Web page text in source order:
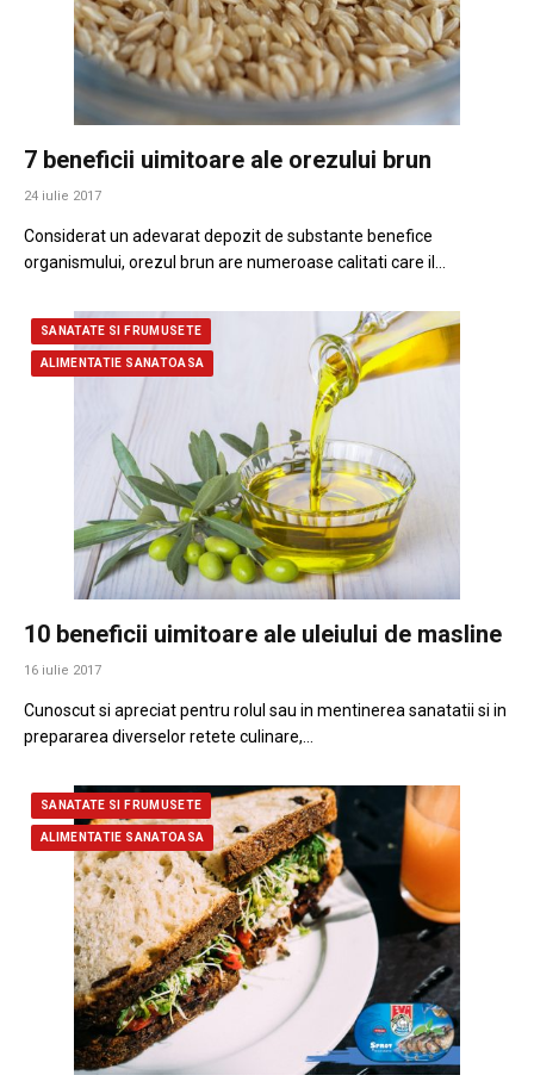
7 beneficii uimitoare ale orezului brun
24 iulie 2017
Considerat un adevarat depozit de substante benefice
organismului, orezul brun are numeroase calitati care il…
SANATATE SI FRUMUSETE
ALIMENTATIE SANATOASA
10 beneficii uimitoare ale uleiului de masline
16 iulie 2017
Cunoscut si apreciat pentru rolul sau in mentinerea sanatatii si in
prepararea diverselor retete culinare,…
SANATATE SI FRUMUSETE
ALIMENTATIE SANATOASA